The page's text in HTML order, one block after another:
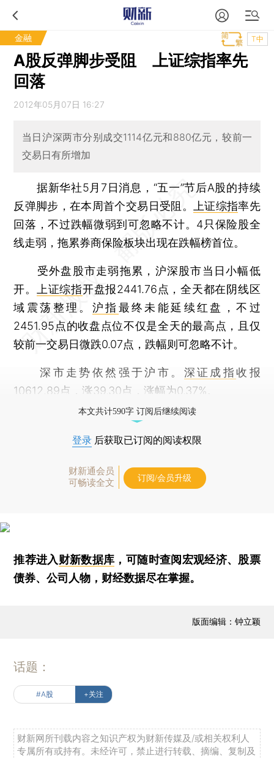
金融 T中
A股反弹脚步受阻 上证综指率先
回落
2012年05月07日 16:27
当日沪深两市分别成交1114亿元和880亿元，较前一
交易日有所增加
据新华社5月7日消息，“五一”节后A股的持续
反弹脚步，在本周首个交易日受阻。
上证综指率先
回落，不过跌幅微弱到可忽略不计。4只保险股全
线走弱，拖累券商保险板块出现在跌幅榜首位。
受外盘股市走弱拖累，沪深股市当日小幅低
开。
上证综指开盘报2441.76点，全天都在阴线区
域震荡整理。 沪指 最终未能延续红盘，不过
2451.95点的收盘点位不仅是全天的最高点，且仅
较前一交易日微跌0.07点，跌幅则可忽略不计。
深市走势依然强于沪市。 深证成指收报
10612.89点，涨39.30点，涨幅为0.37%。
本文共计590字 订阅后继续阅读
登录 后获取已订阅的阅读权限
财新通会员
可畅读全文
订阅/会员升级
推荐进入财新数据库 ，可随时查阅宏观经济、股票
债券、公司人物，财经数据尽在掌握。
版面编辑：钟立颖
话题：
#A股 +关注
财新网所刊载内容之知识产权为财新传媒及/或相关权利人
专属所有或持有。未经许可，禁止进行转载、摘编、复制及